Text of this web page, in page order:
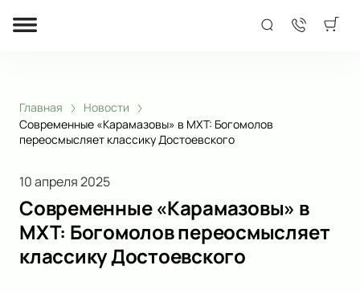
Главная
Новости
Современные «Карамазовы» в МХТ: Богомолов
переосмысляет классику Достоевского
10 апреля 2025
Современные «Карамазовы» в
МХТ: Богомолов переосмысляет
классику Достоевского